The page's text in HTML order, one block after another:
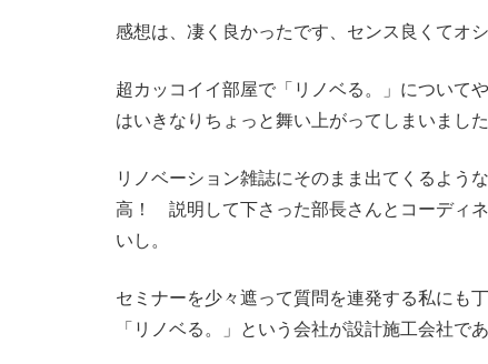
感想は、凄く良かったです、センス良くてオ
超カッコイイ部屋で「リノベる。」について
はいきなりちょっと舞い上がってしまいました
リノベーション雑誌にそのまま出てくるよう
高！ 説明して下さった部長さんとコーディ
いし。
セミナーを少々遮って質問を連発する私にも
「リノベる。」という会社が設計施工会社で